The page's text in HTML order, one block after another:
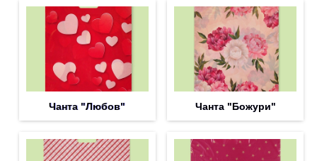
Чанта "Любов" Чанта "Божури"